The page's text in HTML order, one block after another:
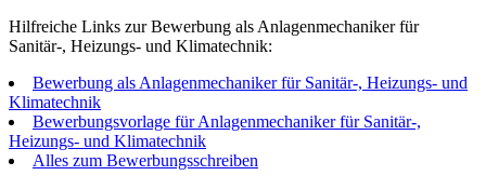
Hilfreiche Links zur Bewerbung als Anlagenmechaniker für
Sanitär-, Heizungs- und Klimatechnik:
Bewerbung als Anlagenmechaniker für Sanitär-, Heizungs- und
Klimatechnik
Bewerbungsvorlage für Anlagenmechaniker für Sanitär-,
Heizungs- und Klimatechnik
Alles zum Bewerbungsschreiben